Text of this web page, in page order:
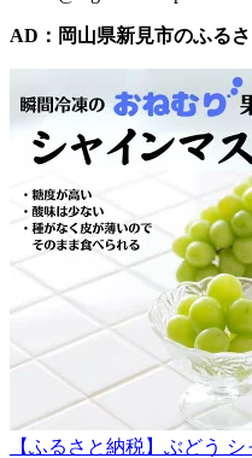
AD：岡山県新見市のふる
【ふるさと納税】ぶどう